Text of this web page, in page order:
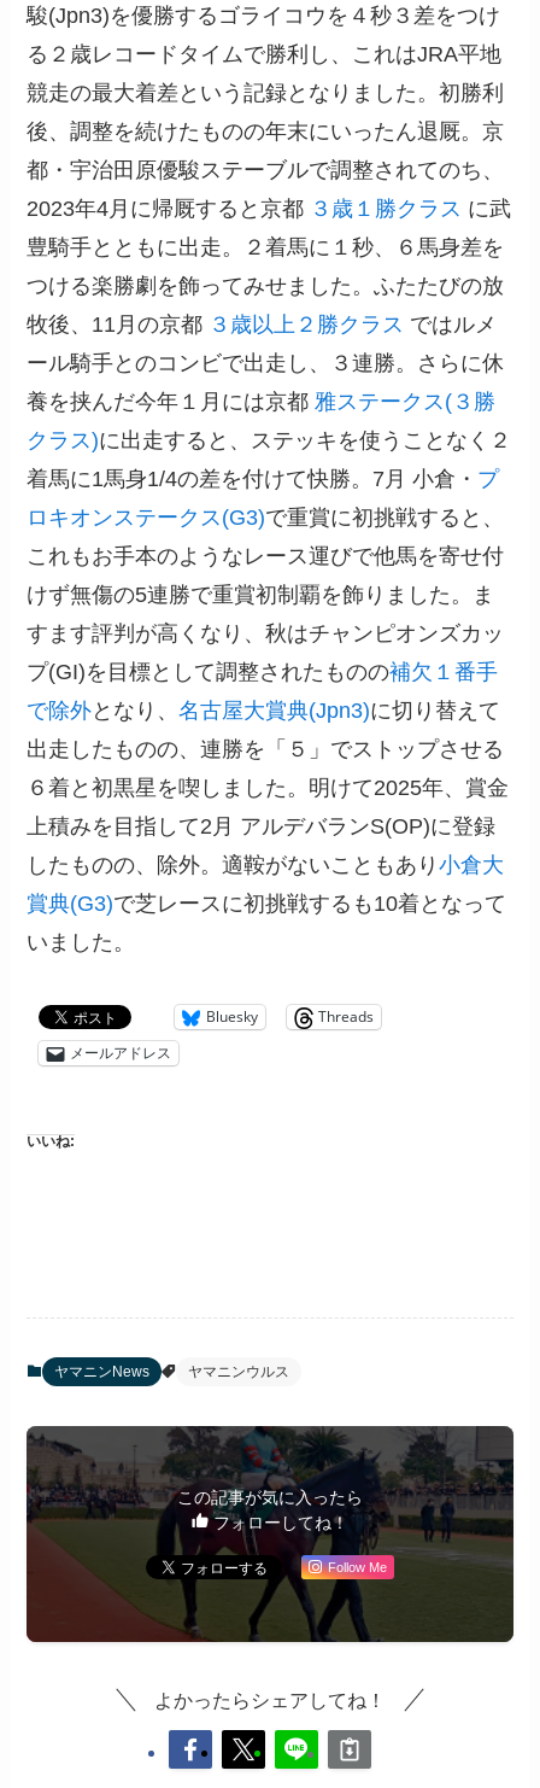
駿(Jpn3)を優勝するゴライコウを４秒３差をつけ
る２歳レコードタイムで勝利し、これはJRA平地
競走の最大着差という記録となりました。初勝利
後、調整を続けたものの年末にいったん退厩。京
都・宇治田原優駿ステーブルで調整されてのち、
2023年4月に帰厩すると京都 ３歳１勝クラス に武
豊騎手とともに出走。２着馬に１秒、６馬身差を
つける楽勝劇を飾ってみせました。ふたたびの放
牧後、11月の京都 ３歳以上２勝クラス ではルメ
ール騎手とのコンビで出走し、３連勝。さらに休
養を挟んだ今年１月には京都 雅ステークス(３勝
クラス)に出走すると、ステッキを使うことなく２
着馬に1馬身1/4の差を付けて快勝。7月 小倉・ プ
ロキオンステークス(G3)で重賞に初挑戦すると、
これもお手本のようなレース運びで他馬を寄せ付
けず無傷の5連勝で重賞初制覇を飾りました。ま
すます評判が高くなり、秋はチャンピオンズカッ
プ(GI)を目標として調整されたものの補欠１番手
で除外となり、名古屋大賞典(Jpn3)に切り替えて
出走したものの、連勝を「５」でストップさせる
６着と初黒星を喫しました。明けて2025年、賞金
上積みを目指して2月 アルデバランS(OP)に登録
したものの、除外。適鞍がないこともあり小倉大
賞典(G3)で芝レースに初挑戦するも10着となって
いました。
Bluesky
Threads
メールアドレス
いいね:
ヤマニンNews ヤマニンウルス
この記事が気に入ったら
フォローしてね！
Follow Me
よかったらシェアしてね！